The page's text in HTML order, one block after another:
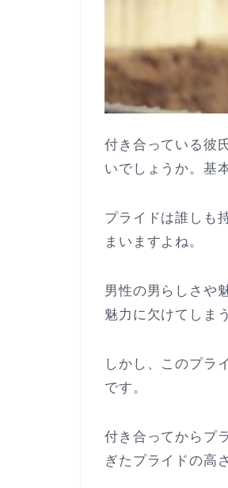
付き合っている彼
いでしょうか。基
プライドは誰しも
まいますよね。
男性の男らしさや
魅力に欠けてしま
しかし、このプラ
です。
付き合ってからプ
ぎたプライドの高